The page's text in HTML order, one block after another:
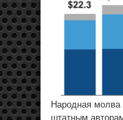
Народная молва
штатным